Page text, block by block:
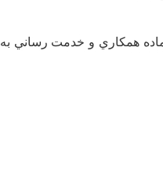
همكاري و خدمت رساني به